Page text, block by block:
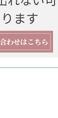
ます
わせはこちら